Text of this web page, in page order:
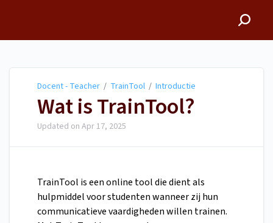
Docent - Teacher / TrainTool / Introductie
Wat is TrainTool?
Updated on Apr 17, 2025
TrainTool is een online tool die dient als
hulpmiddel voor studenten wanneer zij hun
communicatieve vaardigheden willen trainen.